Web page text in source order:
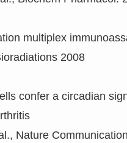
multiplex
2008
confer a circadian
Nature